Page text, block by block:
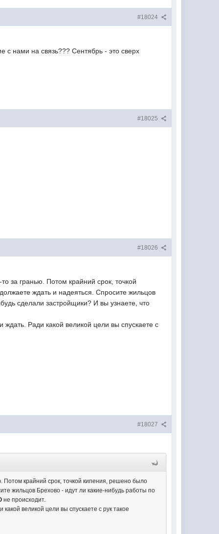
#18024
с нами на связь??? Сентябрь - это сверх
#18025
#18026
за гранью. Потом крайний срок, точкой
ждать и надеяться. Спросите жильцов
сделали застройщики? И вы узнаете, что
ждать. Ради какой великой цели вы спускаете с
#18027
Потом крайний срок, точкой кипения, решено было
жильцов Брехово - идут ли какие-нибудь работы по
не происходит.
великой цели вы спускаете с рук такое